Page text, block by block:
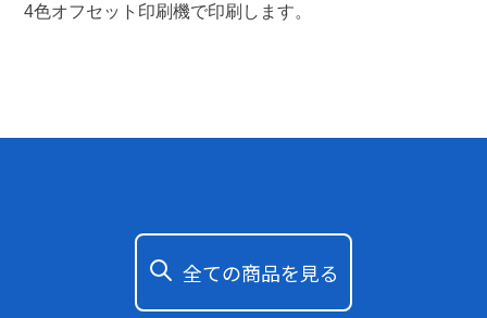
4色オフセット印刷機で印刷します。
全ての商品を見る